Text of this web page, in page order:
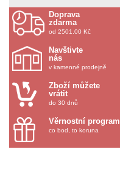
Doprava
zdarma
od 2501.00 Kč
Navštivte
nás
v kamenné prodejně
Zboží můžete
vrátit
do 30 dnů
Věrnostní program
co bod, to koruna